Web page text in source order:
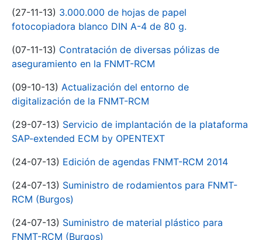
(27-11-13) 3.000.000 de hojas de papel
fotocopiadora blanco DIN A-4 de 80 g.
(07-11-13) Contratación de diversas pólizas de
aseguramiento en la FNMT-RCM
(09-10-13) Actualización del entorno de
digitalización de la FNMT-RCM
(29-07-13) Servicio de implantación de la plataforma
SAP-extended ECM by OPENTEXT
(24-07-13) Edición de agendas FNMT-RCM 2014
(24-07-13) Suministro de rodamientos para FNMT-
RCM (Burgos)
(24-07-13) Suministro de material plástico para
FNMT-RCM (Burgos)